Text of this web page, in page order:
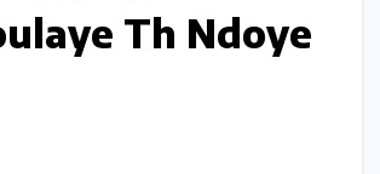
Th Ndoye